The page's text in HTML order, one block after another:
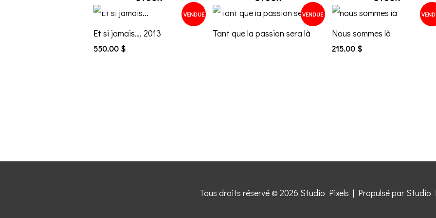
VENDUE
Et si jamais…, 2013
550.00 $
VENDUE
Tant que la passion sera là Nous sommes là
215.00 $
Tous droits réservé © 2026 Studio Pixels | Propulsé par Studio